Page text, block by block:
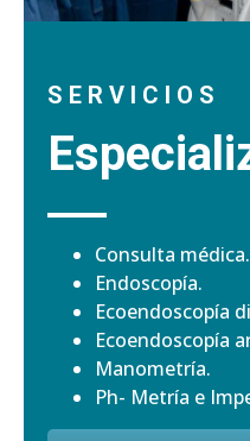
S E R V I C I O S
Consulta médica.
Endoscopía.
Ecoendoscopía
Ecoendoscopía
Manometría.
Ph- Metría e